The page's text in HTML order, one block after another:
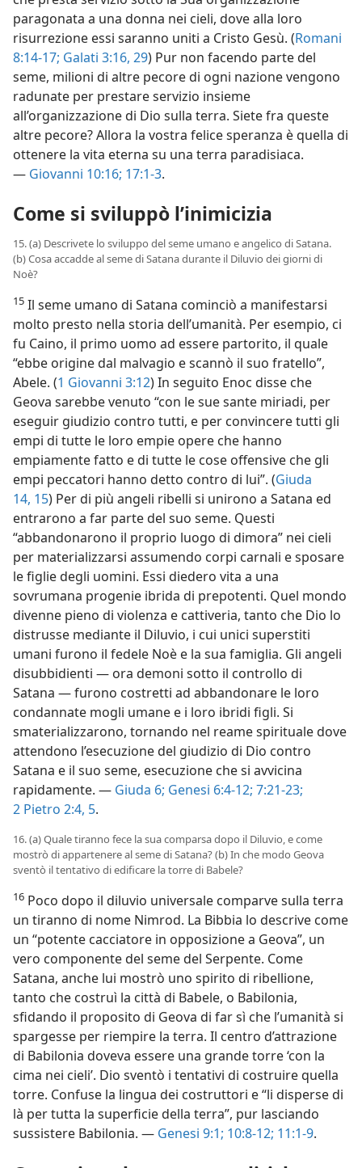
paragonata a una donna nei cieli, dove alla loro
risurrezione essi saranno uniti a Cristo Gesù. (Romani
8:14-17; Galati 3:16, 29) Pur non facendo parte del
seme, milioni di altre pecore di ogni nazione vengono
radunate per prestare servizio insieme
all’organizzazione di Dio sulla terra. Siete fra queste
altre pecore? Allora la vostra felice speranza è quella di
ottenere la vita eterna su una terra paradisiaca.
— Giovanni 10:16; 17:1-3.
Come si sviluppò l’inimicizia
15. (a) Descrivete lo sviluppo del seme umano e angelico di Satana.
(b) Cosa accadde al seme di Satana durante il Diluvio dei giorni di
Noè?
15 Il seme umano di Satana cominciò a manifestarsi
molto presto nella storia dell’umanità. Per esempio, ci
fu Caino, il primo uomo ad essere partorito, il quale
“ebbe origine dal malvagio e scannò il suo fratello”,
Abele. (1 Giovanni 3:12) In seguito Enoc disse che
Geova sarebbe venuto “con le sue sante miriadi, per
eseguir giudizio contro tutti, e per convincere tutti gli
empi di tutte le loro empie opere che hanno
empiamente fatto e di tutte le cose offensive che gli
empi peccatori hanno detto contro di lui”. (Giuda
14, 15) Per di più angeli ribelli si unirono a Satana ed
entrarono a far parte del suo seme. Questi
“abbandonarono il proprio luogo di dimora” nei cieli
per materializzarsi assumendo corpi carnali e sposare
le figlie degli uomini. Essi diedero vita a una
sovrumana progenie ibrida di prepotenti. Quel mondo
divenne pieno di violenza e cattiveria, tanto che Dio lo
distrusse mediante il Diluvio, i cui unici superstiti
umani furono il fedele Noè e la sua famiglia. Gli angeli
disubbidienti — ora demoni sotto il controllo di
Satana — furono costretti ad abbandonare le loro
condannate mogli umane e i loro ibridi figli. Si
smaterializzarono, tornando nel reame spirituale dove
attendono l’esecuzione del giudizio di Dio contro
Satana e il suo seme, esecuzione che si avvicina
rapidamente. — Giuda 6; Genesi 6:4-12; 7:21-23;
2 Pietro 2:4, 5.
16. (a) Quale tiranno fece la sua comparsa dopo il Diluvio, e come
mostrò di appartenere al seme di Satana? (b) In che modo Geova
sventò il tentativo di edificare la torre di Babele?
16 Poco dopo il diluvio universale comparve sulla terra
un tiranno di nome Nimrod. La Bibbia lo descrive come
un “potente cacciatore in opposizione a Geova”, un
vero componente del seme del Serpente. Come
Satana, anche lui mostrò uno spirito di ribellione,
tanto che costruì la città di Babele, o Babilonia,
sfidando il proposito di Geova di far sì che l’umanità si
spargesse per riempire la terra. Il centro d’attrazione
di Babilonia doveva essere una grande torre ‘con la
cima nei cieli’. Dio sventò i tentativi di costruire quella
torre. Confuse la lingua dei costruttori e “li disperse di
là per tutta la superficie della terra”, pur lasciando
sussistere Babilonia. — Genesi 9:1; 10:8-12; 11:1-9.